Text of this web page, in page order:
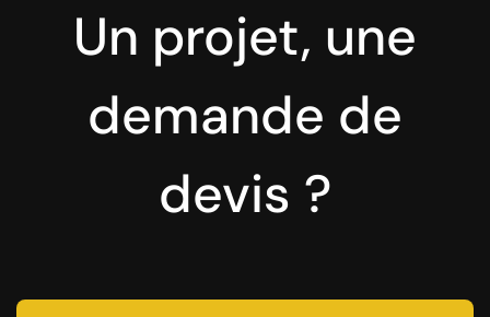
Un projet, une
demande de
devis ?